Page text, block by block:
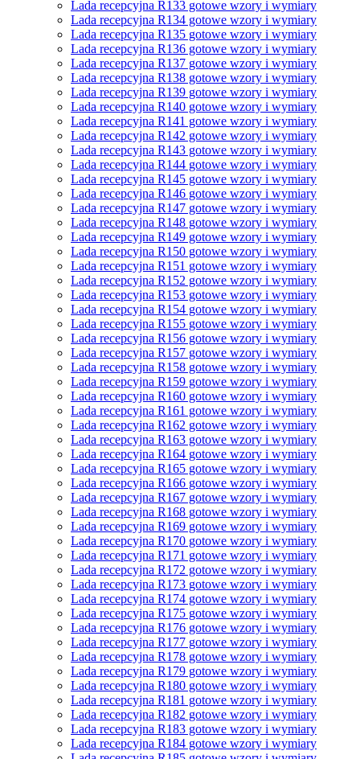
Lada recepcyjna R133 gotowe wzory i wymiary
Lada recepcyjna R134 gotowe wzory i wymiary
Lada recepcyjna R135 gotowe wzory i wymiary
Lada recepcyjna R136 gotowe wzory i wymiary
Lada recepcyjna R137 gotowe wzory i wymiary
Lada recepcyjna R138 gotowe wzory i wymiary
Lada recepcyjna R139 gotowe wzory i wymiary
Lada recepcyjna R140 gotowe wzory i wymiary
Lada recepcyjna R141 gotowe wzory i wymiary
Lada recepcyjna R142 gotowe wzory i wymiary
Lada recepcyjna R143 gotowe wzory i wymiary
Lada recepcyjna R144 gotowe wzory i wymiary
Lada recepcyjna R145 gotowe wzory i wymiary
Lada recepcyjna R146 gotowe wzory i wymiary
Lada recepcyjna R147 gotowe wzory i wymiary
Lada recepcyjna R148 gotowe wzory i wymiary
Lada recepcyjna R149 gotowe wzory i wymiary
Lada recepcyjna R150 gotowe wzory i wymiary
Lada recepcyjna R151 gotowe wzory i wymiary
Lada recepcyjna R152 gotowe wzory i wymiary
Lada recepcyjna R153 gotowe wzory i wymiary
Lada recepcyjna R154 gotowe wzory i wymiary
Lada recepcyjna R155 gotowe wzory i wymiary
Lada recepcyjna R156 gotowe wzory i wymiary
Lada recepcyjna R157 gotowe wzory i wymiary
Lada recepcyjna R158 gotowe wzory i wymiary
Lada recepcyjna R159 gotowe wzory i wymiary
Lada recepcyjna R160 gotowe wzory i wymiary
Lada recepcyjna R161 gotowe wzory i wymiary
Lada recepcyjna R162 gotowe wzory i wymiary
Lada recepcyjna R163 gotowe wzory i wymiary
Lada recepcyjna R164 gotowe wzory i wymiary
Lada recepcyjna R165 gotowe wzory i wymiary
Lada recepcyjna R166 gotowe wzory i wymiary
Lada recepcyjna R167 gotowe wzory i wymiary
Lada recepcyjna R168 gotowe wzory i wymiary
Lada recepcyjna R169 gotowe wzory i wymiary
Lada recepcyjna R170 gotowe wzory i wymiary
Lada recepcyjna R171 gotowe wzory i wymiary
Lada recepcyjna R172 gotowe wzory i wymiary
Lada recepcyjna R173 gotowe wzory i wymiary
Lada recepcyjna R174 gotowe wzory i wymiary
Lada recepcyjna R175 gotowe wzory i wymiary
Lada recepcyjna R176 gotowe wzory i wymiary
Lada recepcyjna R177 gotowe wzory i wymiary
Lada recepcyjna R178 gotowe wzory i wymiary
Lada recepcyjna R179 gotowe wzory i wymiary
Lada recepcyjna R180 gotowe wzory i wymiary
Lada recepcyjna R181 gotowe wzory i wymiary
Lada recepcyjna R182 gotowe wzory i wymiary
Lada recepcyjna R183 gotowe wzory i wymiary
Lada recepcyjna R184 gotowe wzory i wymiary